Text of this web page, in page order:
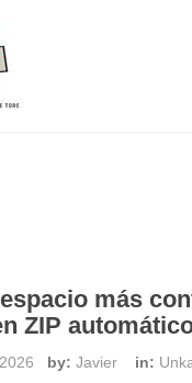
más
ZIP
by: Javier in: